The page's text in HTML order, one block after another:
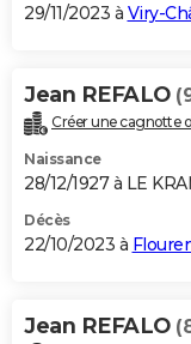
29/11/2023 à Viry-
Jean REFALO
Créer une cagnotte
Naissance
28/12/1927 à LE
Décès
22/10/2023 à
Jean REFALO